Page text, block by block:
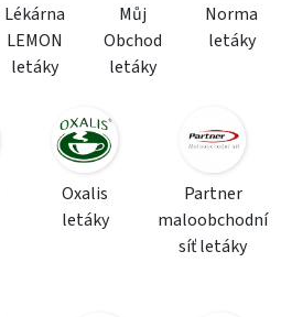
Lékárna
LEMON
letáky
Můj
Obchod
letáky
Norma
letáky
Oxalis
letáky
Partner
maloobchodní
síť letáky